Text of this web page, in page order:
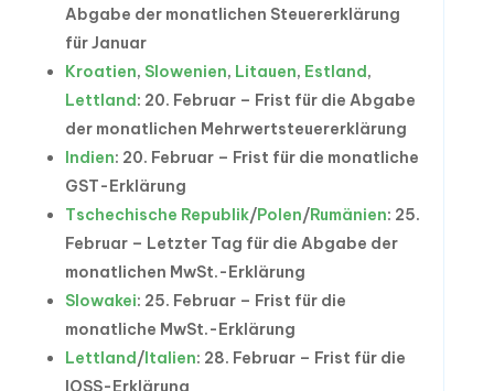
Abgabe der monatlichen Steuererklärung
für Januar
Kroatien, Slowenien, Litauen, Estland,
Lettland: 20. Februar – Frist für die Abgabe
der monatlichen Mehrwertsteuererklärung
Indien: 20. Februar – Frist für die monatliche
GST-Erklärung
Tschechische Republik/Polen/Rumänien: 25.
Februar – Letzter Tag für die Abgabe der
monatlichen MwSt.-Erklärung
Slowakei: 25. Februar – Frist für die
monatliche MwSt.-Erklärung
Lettland/Italien: 28. Februar – Frist für die
IOSS-Erklärung